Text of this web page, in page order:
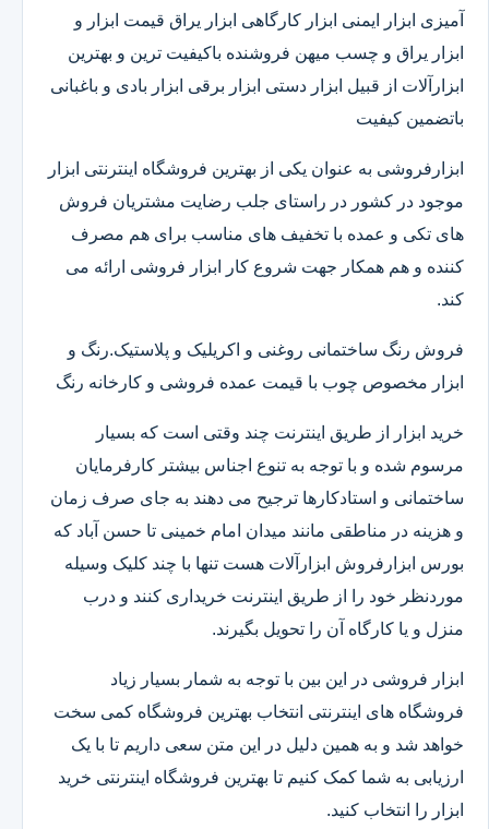
آمیزی ابزار ایمنی ابزار کارگاهی ابزار یراق قیمت ابزار و
ابزار یراق و چسب میهن فروشنده باکیفیت ترین و بهترین
ابزارآلات از قبیل ابزار دستی ابزار برقی ابزار بادی و باغبانی
باتضمین کیفیت
ابزارفروشی به عنوان یکی از بهترین فروشگاه اینترنتی ابزار
موجود در کشور در راستای جلب رضایت مشتریان فروش
های تکی و عمده با تخفیف های مناسب برای هم مصرف
کننده و هم همکار جهت شروع کار ابزار فروشی ارائه می
کند.
فروش رنگ ساختمانی روغنی و اکریلیک و پلاستیک.رنگ و
ابزار مخصوص چوب با قیمت عمده فروشی و کارخانه رنگ
خرید ابزار از طریق اینترنت چند وقتی است که بسیار
مرسوم شده و با توجه به تنوع اجناس بیشتر کارفرمایان
ساختمانی و استادکارها ترجیح می دهند به جای صرف زمان
و هزینه در مناطقی مانند میدان امام خمینی تا حسن آباد که
بورس ابزارفروش ابزارآلات هست تنها با چند کلیک وسیله
موردنظر خود را از طریق اینترنت خریداری کنند و درب
منزل و یا کارگاه آن را تحویل بگیرند.
ابزار فروشی در این بین با توجه به شمار بسیار زیاد
فروشگاه های اینترنتی انتخاب بهترین فروشگاه کمی سخت
خواهد شد و به همین دلیل در این متن سعی داریم تا با یک
ارزیابی به شما کمک کنیم تا بهترین فروشگاه اینترنتی خرید
ابزار را انتخاب کنید.